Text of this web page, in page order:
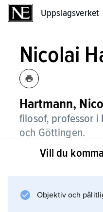
Uppslagsverket
Nicolai
Hartmann,
filosof, professor i
och Göttingen.
Uppfostrad inom
fenomenologin
Vill du
Objektiv och